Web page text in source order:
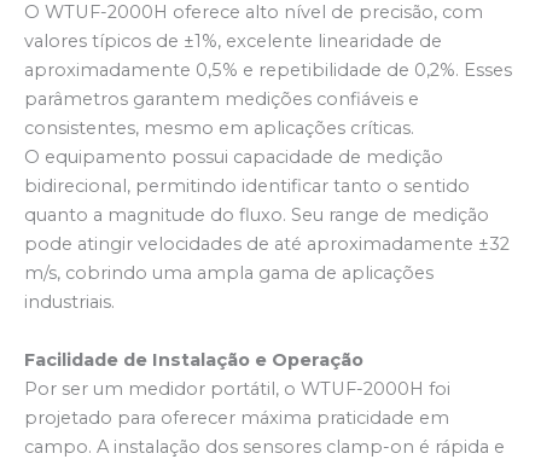
O WTUF-2000H oferece alto nível de precisão, com
valores típicos de ±1%, excelente linearidade de
aproximadamente 0,5% e repetibilidade de 0,2%. Esses
parâmetros garantem medições confiáveis e
consistentes, mesmo em aplicações críticas.
O equipamento possui capacidade de medição
bidirecional, permitindo identificar tanto o sentido
quanto a magnitude do fluxo. Seu range de medição
pode atingir velocidades de até aproximadamente ±32
m/s, cobrindo uma ampla gama de aplicações
industriais.
Facilidade de Instalação e Operação
Por ser um medidor portátil, o WTUF-2000H foi
projetado para oferecer máxima praticidade em
campo. A instalação dos sensores clamp-on é rápida e